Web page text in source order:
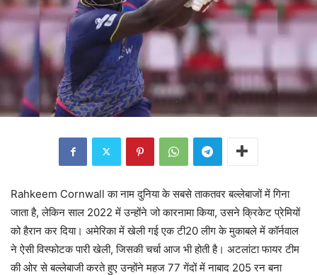
Rahkeem Cornwall का नाम दुनिया के सबसे ताकतवर बल्लेबाजों में गिना
जाता है, लेकिन साल 2022 में उन्होंने जो कारनामा किया, उसने क्रिकेट प्रेमियों
को हैरान कर दिया। अमेरिका में खेली गई एक टी20 लीग के मुकाबले में कॉर्नवाल
ने ऐसी विस्फोटक पारी खेली, जिसकी चर्चा आज भी होती है। अटलांटा फायर टीम
की ओर से बल्लेबाजी करते हुए उन्होंने महज 77 गेंदों में नाबाद 205 रन बना